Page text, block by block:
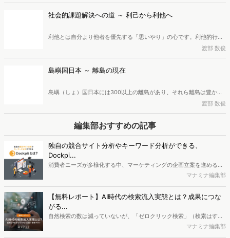
掘り下げ、「界隈消費」におけるCEPについて解説します。
しうる複数の源泉が存在することを認める考え方であるのが「多元
論・多元主義」。これらの多角的な見識が社会・経済活動にどのよう
重要なのか。広告・マーケティング業界に40年近く従事し、現在は株
式会社創造開発研究所所長、一般社団法人マーケティング共創協会理
事・研究フェローを務めている渡部数俊氏が解説します。
社会的課題解決への道 ～ 利己から利他へ
利他とは自分より他者を優先する「思いやり」の心です。利他的行動
は、脳が寄付を快感と捉える温情効果や共感、評判を気にする心理に
よって促されることが科学的にも証明されています。近年は、この利
他的動機から社会課題の解決を目指す社会起業家が増加。テクノロジ
ーの活用や制度改革によって、利己的から利他的な社会への移行を可
題解決の関係について、広告・マーケティング業界に40年近く従事
し、現在は株式会社創造開発研究所所長、一般社団法人マーケティン
グ共創協会理事・研究フェローを務めている渡部数俊氏が解説しま
渡部 数俊
島嶼国日本 ～ 離島の現在
島嶼（しょ）国日本には300以上の離島があり、それら離島は豊かな
自然や独自文化を育み、広大なEEZや海洋資源の確保にも重要な役割
を果たしています。しかし離島では人口減少と高齢化が急速に進み、
深刻な課題が発生しています。また国境管理や海の安全維持への影響
も無視できません。現在の離島では何が起こっているのか、広告・マ
ーケティング業界に40年近く従事し、現在は株式会社創造開発研究所
所長、一般社団法人マーケティング共創協会理事・研究フェローを務
めている渡部数俊氏が解説します。
渡部 数俊
編集部おすすめの記事
独自の競合サイト分析やキーワード分析ができる、
Dockpi...
消費者ニーズが多様化する中、マーケティングの企画立案を進める上
で、競合分析や消費者分析の重要性がより高まっています。Web行動
データを活用し、Web上の消費者行動を起点とした競合サイト分析や
消費者分析が可能です。今回はDockpitならではの利便性の高い機能
や活用方法を解説します。
マナミナ編集部
【無料レポート】AI時代の検索流入実態とは？成果につな
がる...
自然検索の数は減っていないが、「ゼロクリック検索」（検索はする
がページには流入しない）の割合が増加しているのが、AI時代の検索
マナミナ編集部